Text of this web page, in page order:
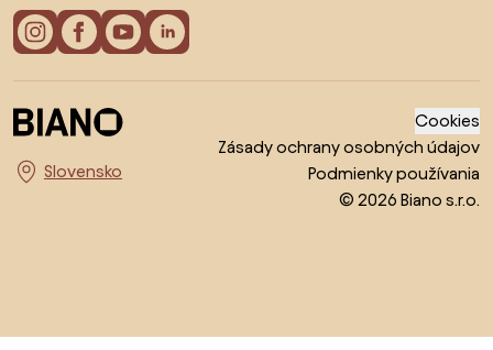
Vyberte krajinu
Cookies
Zásady ochrany osobných údajov
Podmienky používania
© 2026 Biano s.r.o.